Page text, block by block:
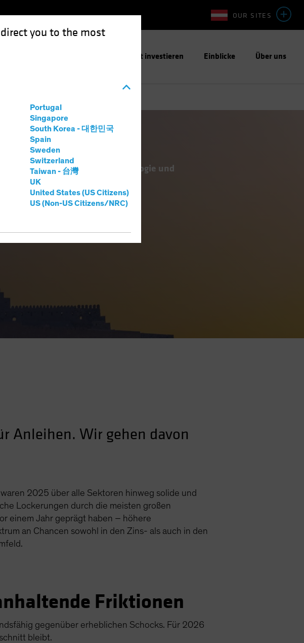
you to the most
Portugal
Singapore
South Korea - 대한민국
Spain
Sweden
Switzerland
Taiwan - 台灣
UK
United States (US Citizens)
US (Non-US Citizens/NRC)
OUR SITES
Verantwortungsbewusst investieren Einblicke Über uns
Intelligenz (KI)
Technologie und
Anleihen. Wir gehen davon
2025 über alle Sektoren hinweg solide und
Lockerungen durch die meisten großen
einem Jahr geprägt haben – höhere
an Chancen sowohl in den Zins- als auch in den
Friktionen
gegenüber erheblichen Schocks. Für 2026
bleibt.